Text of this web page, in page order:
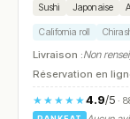
Sushi Japonaise
California roll
Livraison :Non
Réservation en
★★★★★4.9/5·